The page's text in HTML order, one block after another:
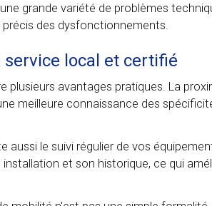
grande variété de problèmes
des dysfonctionnements.
local et certifié
plusieurs avantages pratiques. La
meilleure connaissance des
aussi le suivi régulier de vos
et son historique, ce qui